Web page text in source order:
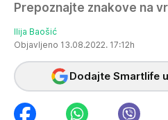
Prepoznajte znakove na
Ilija Baošić
Objavljeno 13.08.2022. 17:12h
Dodajte Smartlife